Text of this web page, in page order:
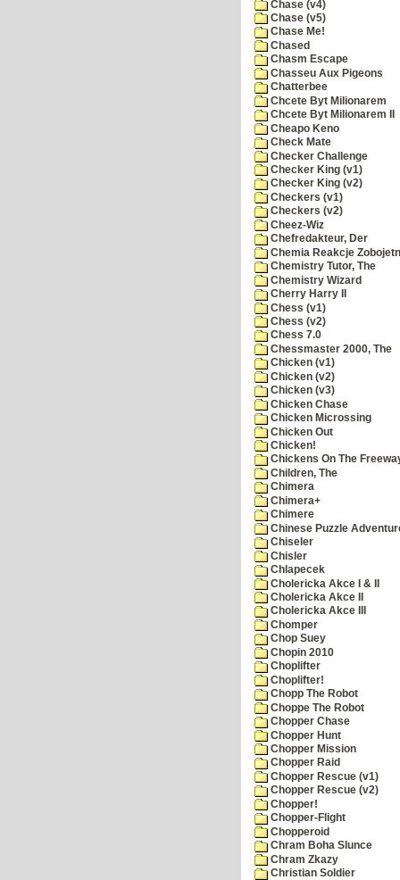
Chase (v4)
Chase (v5)
Chase Me!
Chased
Chasm Escape
Chasseu Aux Pigeons
Chatterbee
Chcete Byt Milionarem
Chcete Byt Milionarem II
Cheapo Keno
Check Mate
Checker Challenge
Checker King (v1)
Checker King (v2)
Checkers (v1)
Checkers (v2)
Cheez-Wiz
Chefredakteur, Der
Chemia Reakcje
Chemistry Tutor, The
Chemistry Wizard
Cherry Harry II
Chess (v1)
Chess (v2)
Chess 7.0
Chessmaster 2000, The
Chicken (v1)
Chicken (v2)
Chicken (v3)
Chicken Chase
Chicken Microssing
Chicken Out
Chicken!
Chickens On The
Children, The
Chimera
Chimera+
Chimere
Chinese Puzzle
Chiseler
Chisler
Chlapecek
Cholericka Akce I & II
Cholericka Akce II
Cholericka Akce III
Chomper
Chop Suey
Chopin 2010
Choplifter
Choplifter!
Chopp The Robot
Choppe The Robot
Chopper Chase
Chopper Hunt
Chopper Mission
Chopper Raid
Chopper Rescue (v1)
Chopper Rescue (v2)
Chopper!
Chopper-Flight
Chopperoid
Chram Boha Slunce
Chram Zkazy
Christian Soldier